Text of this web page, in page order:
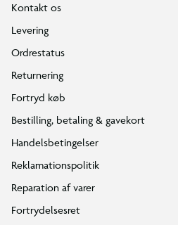
Kontakt os
Levering
Ordrestatus
Returnering
Fortryd køb
Bestilling, betaling & gavekort
Handelsbetingelser
Reklamationspolitik
Reparation af varer
Fortrydelsesret